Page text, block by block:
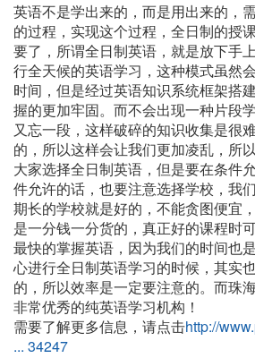
英语不是学出来的，而是用出来的，
的过程，实现这个过程，全日制的授
要了，所谓全日制英语，就是放下手
行全天候的英语学习，这种模式虽然
时间，但是经过英语知识系统框架搭
握的更加牢固。而不会出现一种片段
又忘一段，这样破碎的知识收集是很
的，所以这样会让我们更加凌乱，所
大家选择全日制英语，但是要在条件
件允许的话，也要注意选择学校，我
期长的学校就是好的，不能贪图便宜
是一分钱一分货的，真正好的课程时
最快的掌握英语，因为我们的时间也
心进行全日制英语学习的时候，其实
的，所以效率是一定要注意的。而珠
非常优秀的纯英语学习机构！
需要了解更多信息，请点击http://
... 34247